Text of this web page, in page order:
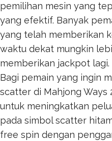
pemilihan mesin yang
yang efektif. Banyak
yang telah memberikan
waktu dekat mungkin
memberikan jackpot lagi.
Bagi pemain yang ingin
scatter di Mahjong
untuk meningkatkan
pada simbol scatter
free spin dengan